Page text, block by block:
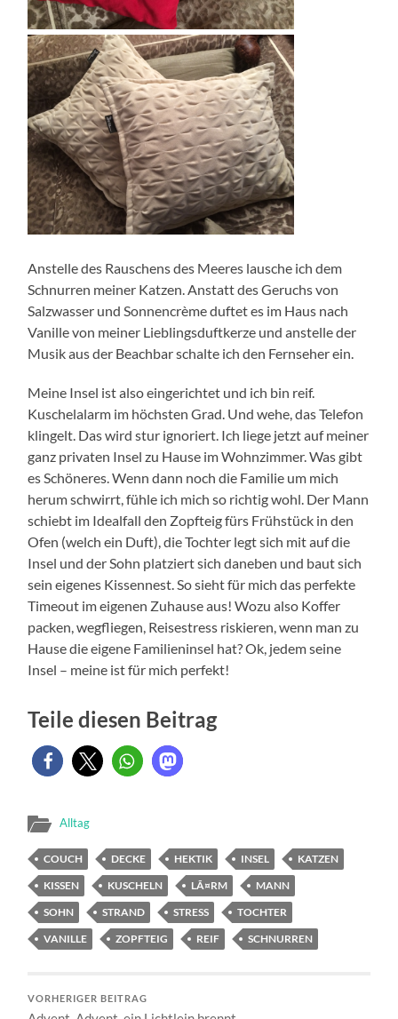
Anstelle des Rauschens des Meeres lausche ich dem
Schnurren meiner Katzen. Anstatt des Geruchs von
Salzwasser und Sonnencrème duftet es im Haus nach
Vanille von meiner Lieblingsduftkerze und anstelle der
Musik aus der Beachbar schalte ich den Fernseher ein.
Meine Insel ist also eingerichtet und ich bin reif.
Kuschelalarm im höchsten Grad. Und wehe, das Telefon
klingelt. Das wird stur ignoriert. Ich liege jetzt auf meiner
ganz privaten Insel zu Hause im Wohnzimmer. Was gibt
es Schöneres. Wenn dann noch die Familie um mich
herum schwirrt, fühle ich mich so richtig wohl. Der Mann
schiebt im Idealfall den Zopfteig fürs Frühstück in den
Ofen (welch ein Duft), die Tochter legt sich mit auf die
Insel und der Sohn platziert sich daneben und baut sich
sein eigenes Kissennest. So sieht für mich das perfekte
Timeout im eigenen Zuhause aus! Wozu also Koffer
packen, wegfliegen, Reisestress riskieren, wenn man zu
Hause die eigene Familieninsel hat? Ok, jedem seine
Insel – meine ist für mich perfekt!
Teile diesen Beitrag
Alltag
COUCH DECKE HEKTIK INSEL
KATZEN
KISSEN
KUSCHELN LÃ¤RM
MANN
SOHN
STRAND STRESS
TOCHTER
VANILLE
ZOPFTEIG REIF SCHNURREN
VORHERIGER BEITRAG